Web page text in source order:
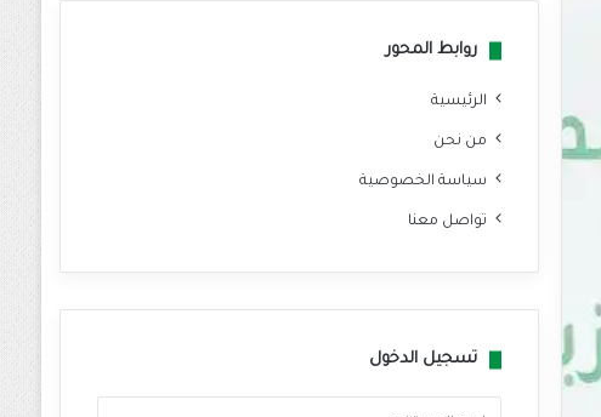
روابط المحور
الرئيسية
من نحن
سياسة الخصوصية
تواصل معنا
تسجيل الدخول